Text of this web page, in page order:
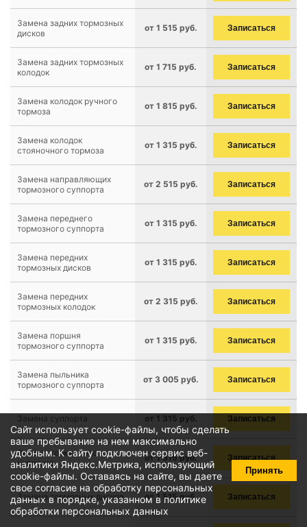
Замена задних тормозных
дисков
от 1 515 руб. Записаться
Замена задних тормозных
колодок
от 1 715 руб. Записаться
Замена колодок ручного
тормоза
от 1 815 руб. Записаться
Замена колодок
стояночного тормоза
от 1 315 руб. Записаться
Замена направляющих
тормозного суппорта
от 2 515 руб. Записаться
Замена переднего
тормозного суппорта
от 1 315 руб. Записаться
Замена передних
тормозных дисков
от 1 315 руб. Записаться
Замена передних
тормозных колодок
от 2 315 руб. Записаться
Замена поршня
тормозного суппорта
от 1 315 руб. Записаться
Замена пыльника
тормозного суппорта
от 3 005 руб. Записаться
Замена суппорта от 1 315 руб. Записаться
Замена тормозного
суппорта
от 1 315 руб. Записаться
Замена тормозных дисков от 1 515 руб. Записаться
Сайт использует cookie-файлы, чтобы сделать
ваше пребывание на нем максимально
удобным. К cайту подключен сервис веб-
аналитики Яндекс.Метрика, использующий
cookie-файлы. Оставаясь на сайте, вы даете
свое согласие на обработку персональных
данныхв порядке, указанном вполитике
обработки персональных данных
Принять